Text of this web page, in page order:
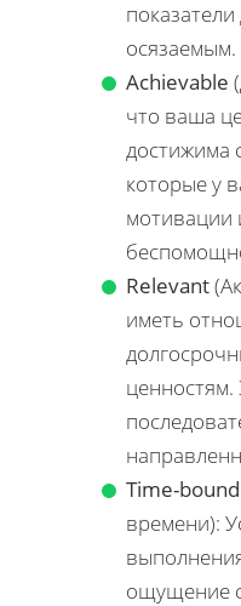
осязаемым.
Achievable
что ваша
достижима
которые у
мотивации
Relevant
иметь
Time-bound
времени):
ощущение